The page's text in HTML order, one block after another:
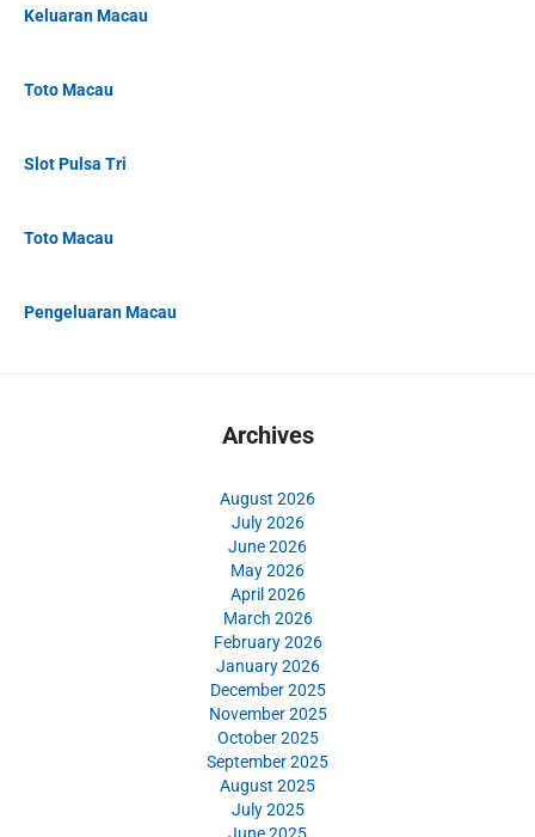
Keluaran Macau
Toto Macau
Slot Pulsa Tri
Toto Macau
Pengeluaran Macau
Archives
August 2026
July 2026
June 2026
May 2026
April 2026
March 2026
February 2026
January 2026
December 2025
November 2025
October 2025
September 2025
August 2025
July 2025
June 2025